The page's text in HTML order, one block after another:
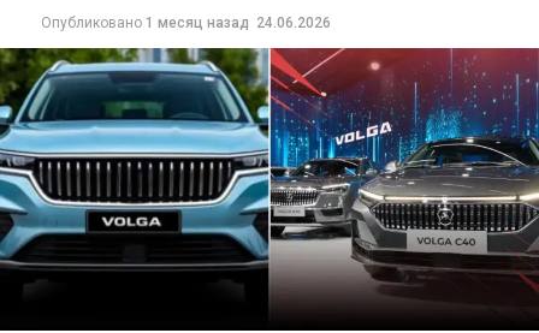
Опубликовано 1 месяц назад 24.06.2026